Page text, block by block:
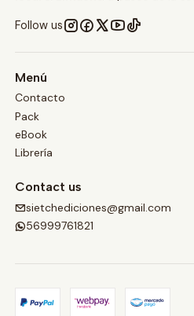
Follow us
Menú
Contacto
Pack
eBook
Librería
Contact us
sietchediciones@gmail.com
56999761821